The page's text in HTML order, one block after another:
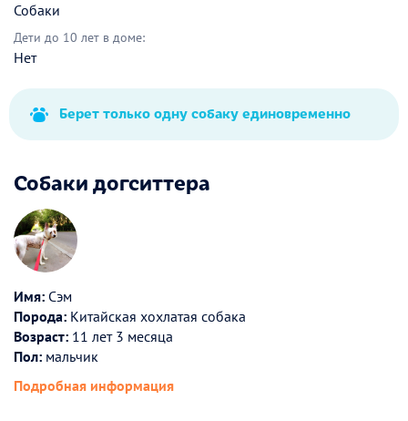
Собаки
Дети до 10 лет в доме:
Нет
Берет только одну собаку единовременно
Собаки догситтера
Имя: Сэм
Порода: Китайская хохлатая собака
Возраст: 11 лет 3 месяца
Пол: мальчик
Подробная информация